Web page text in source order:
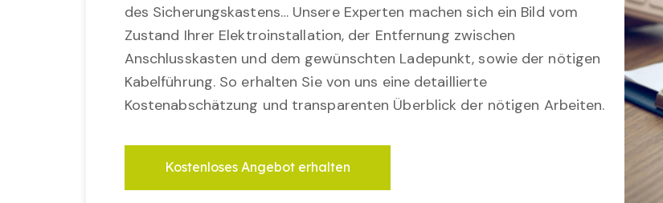
des Sicherungskastens… Unsere Experten machen sich ein Bild vom
Zustand Ihrer Elektroinstallation, der Entfernung zwischen
Anschlusskasten und dem gewünschten Ladepunkt, sowie der nötigen
Kabelführung. So erhalten Sie von uns eine detaillierte
Kostenabschätzung und transparenten Überblick der nötigen Arbeiten.
Kostenloses Angebot erhalten